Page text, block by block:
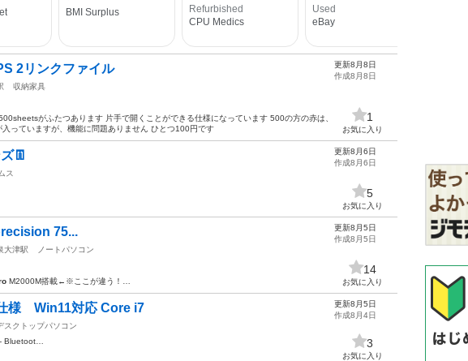
2リンクファイル
収納家具
がふたつあります 片手で開くことができる仕様になっています 500の方の赤は、
っていますが、機能に問題ありません ひとつ100円です
更新8月8日
作成8月8日
1
お気に入り
👖
ス
更新8月6日
作成8月6日
5
お気に入り
75...
大津駅
ノートパソコン
M2000M搭載←※ここが違う！…
更新8月5日
作成8月5日
14
お気に入り
様 Win11対応 Core i7
スクトップパソコン
Bluetoot…
更新8月5日
作成8月4日
3
お気に入り